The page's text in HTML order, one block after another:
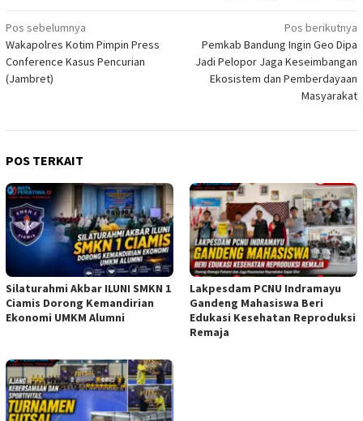
Navigasi
pos
Pos sebelumnya
Wakapolres Kotim Pimpin Press
Conference Kasus Pencurian
(Jambret)
Pos berikutnya
Pemkab Bandung Ingin Geo Dipa
Jadi Pelopor Jaga Keseimbangan
Ekosistem dan Pemberdayaan
Masyarakat
POS TERKAIT
Silaturahmi Akbar ILUNI SMKN 1
Ciamis Dorong Kemandirian
Ekonomi UMKM Alumni
Lakpesdam PCNU Indramayu
Gandeng Mahasiswa Beri
Edukasi Kesehatan Reproduksi
Remaja